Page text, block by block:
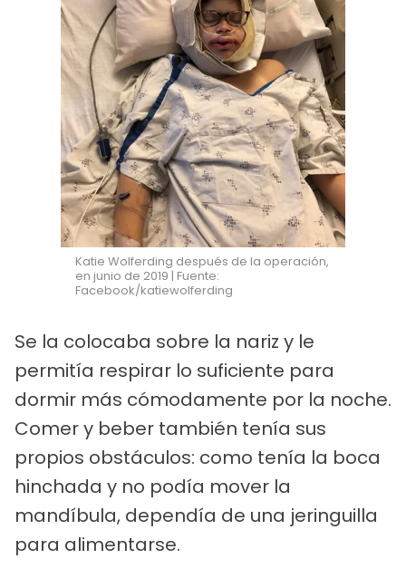
Katie Wolferding después de la operación,
en junio de 2019 | Fuente:
Facebook/katiewolferding
Se la colocaba sobre la nariz y le
permitía respirar lo suficiente para
dormir más cómodamente por la noche.
Comer y beber también tenía sus
propios obstáculos: como tenía la boca
hinchada y no podía mover la
mandíbula, dependía de una jeringuilla
para alimentarse.